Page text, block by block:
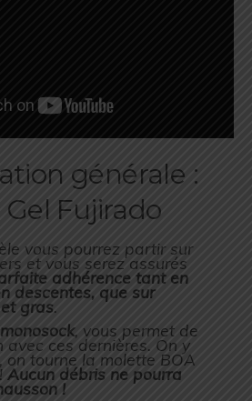
générale :
Gel Fujirado
vous pourrez partir sur
et vous serez assurés
adhérence tant en
descentes, que sur
gras.
, vous permet de
avec ces dernières. On y
on tourne la molette BOA
Aucun débris ne pourra
!